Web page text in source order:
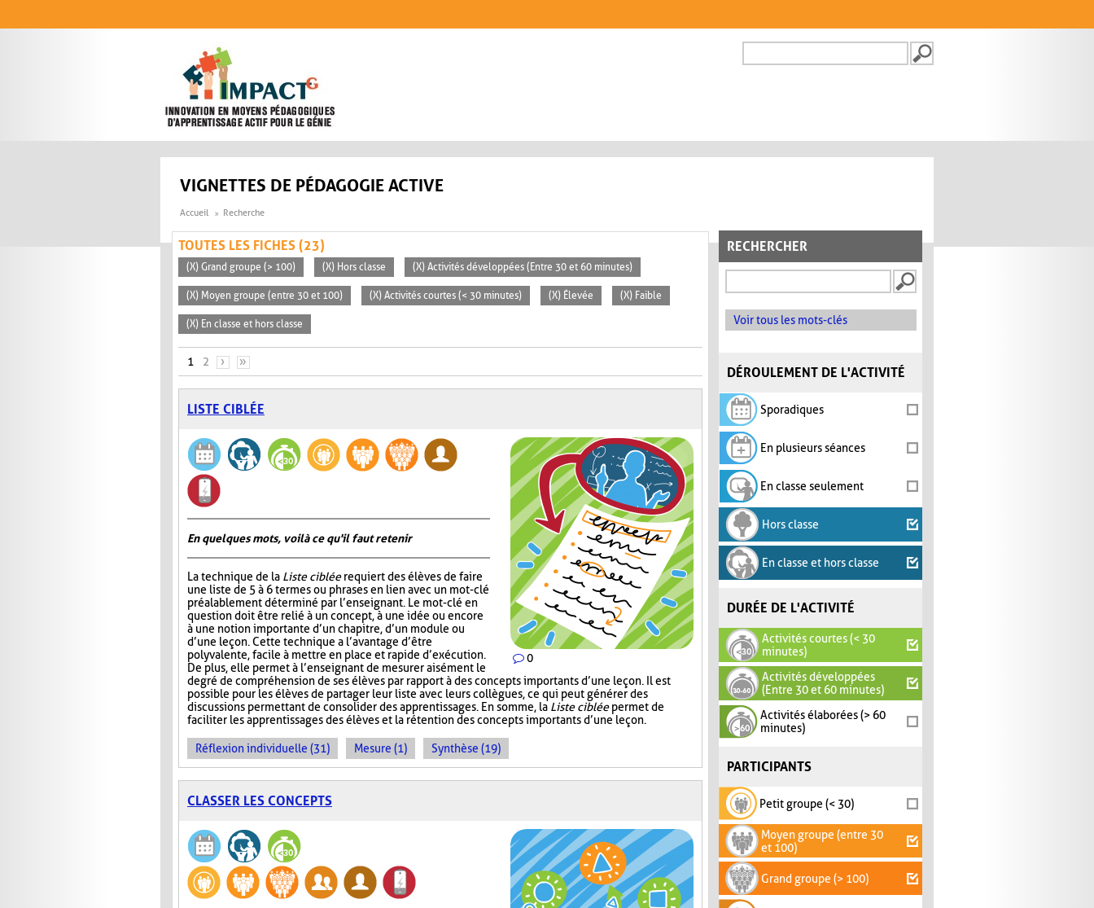
FORMULAIRE DE
VIGNETTES DE PÉDAGOGIE ACTIVE
Accueil Recherche
RECHERCHER
Voir tous les mots-clés
DÉROULEMENT DE L'ACTIVITÉ
Sporadiques
En plusieurs séances
En classe seulement
Hors classe
En classe et hors classe
DURÉE DE L'ACTIVITÉ
Activités courtes (< 30
minutes)
Activités développées
(Entre 30 et 60 minutes)
Activités élaborées (> 60
minutes)
PARTICIPANTS
Petit groupe (< 30)
Moyen groupe (entre 30
et 100)
Grand groupe (> 100)
TOUTES LES FICHES (23)
(X) Grand groupe (> 100) (X) Hors classe (X) Activités développées (Entre 30 et 60 minutes)
(X) Moyen groupe (entre 30 et 100) (X) Activités courtes (< 30 minutes) (X) Élevée (X) Faible
(X) En classe et hors classe
PAGES
1 2 › »
LISTE CIBLÉE
0
En quelques mots, voilà ce qu'il faut retenir
La technique de la Liste cibléerequiert des élèves de faire
une liste de 5 à 6 termes ou phrases en lien avec un mot-clé
préalablement déterminé par l’enseignant. Le mot-clé en
question doit être relié à un concept, à une idée ou encore
à une notion importante d’un chapitre, d’un module ou
d’une leçon. Cette technique a l’avantage d’être
polyvalente, facile à mettre en place et rapide d’exécution.
De plus, elle permet à l’enseignant de mesurer aisément le
degré de compréhension de ses élèves par rapport à des concepts importants d’une leçon. Il est
possible pour les élèves de partager leur liste avec leurs collègues, ce qui peut générer des
discussions permettant de consolider des apprentissages. En somme, la Liste cibléepermet de
faciliter les apprentissages des élèves et la rétention des concepts importants d’une leçon.
Réflexion individuelle (31) Mesure (1) Synthèse (19)
CLASSER LES CONCEPTS